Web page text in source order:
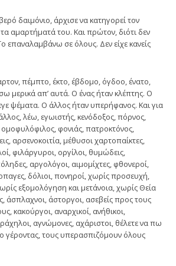
δαιμόνιο, άρχισε να κατηγορεί τον
αμαρτήματά του. Και πρώτον, διότι δεν
επαναλαμβάνω σε όλους. Δεν είχε κανείς
πέμπτο, έκτο, έβδομο, όγδοο, ένατο,
μερικά απ’ αυτά. Ο ένας ήταν κλέπτης. Ο
ψέματα. Ο άλλος ήταν υπερήφανος. Και για
λέω, εγωιστής, κενόδοξος, πόρνος,
φονιάς, πατροκτόνος,
αρσενοκοιτία, μέθυσοι χαρτοπαίκτες,
φιλάργυροι, οργίλοι, θυμώδεις,
αργολόγοι, αιμομίχτες, φθονεροί,
δόλιοι, πονηροί, χωρίς προσευχή,
εξομολόγηση και μετάνοια, χωρίς Θεία
άσπλαχνοι, άστοργοι, ασεβείς προς τους
κακούργοι, αναρχικοί, ανήθικοι,
αγνώμονες, αχάριστοι, θέλετε να πω
γέροντας, τους υπερασπιζόμουν όλους